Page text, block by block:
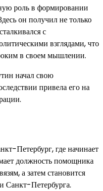
роль в формировании
он получил не только
с
взглядами, что
в своем мышлении.
начал свою
привела его на
Петербург, где начинает
должность помощника
а затем становится
Санкт-Петербурга.